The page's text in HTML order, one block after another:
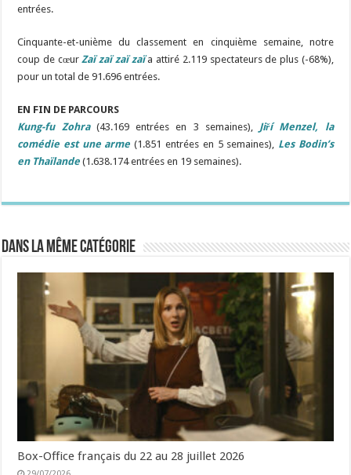
entrées.
Cinquante-et-unième du classement en cinquième semaine, notre
coup de cœurZaï zaï zaï zaï a attiré 2.119 spectateurs de plus (-68%),
pour un total de 91.696 entrées.
EN FIN DE PARCOURS
Kung-fu Zohra (43.169 entrées en 3 semaines), Jiří Menzel, la
comédie est une arme (1.851 entrées en 5 semaines), Les Bodin’s
en Thaïlande (1.638.174 entrées en 19 semaines).
Dans la même catégorie
Box-Office français du 22 au 28 juillet 2026